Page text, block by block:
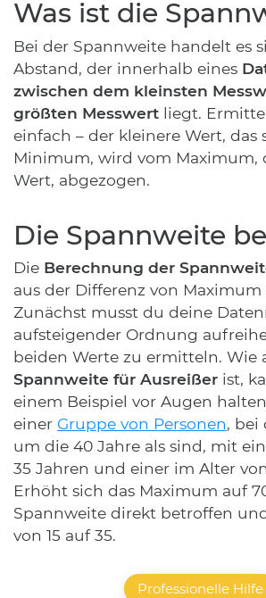
Was ist die
Bei der Spannweite handelt es
Abstand, der innerhalb eines
zwischen dem kleinsten
größten Messwert liegt.
einfach – der kleinere Wert, das
Minimum, wird vom Maximum,
Wert, abgezogen.
Die Spannweite
Die Berechnung der
aus der Differenz von
Zunächst musst du deine
aufsteigender Ordnung
beiden Werte zu ermitteln. Wie
Spannweite für Ausreißer ist,
einem Beispiel vor Augen
einer Gruppe von Personen, bei
um die 40 Jahre als sind, mit
35 Jahren und einer im Alter
Erhöht sich das Maximum auf
Spannweite direkt betroffen
von 15 auf 35.
Professionelle Hilfe